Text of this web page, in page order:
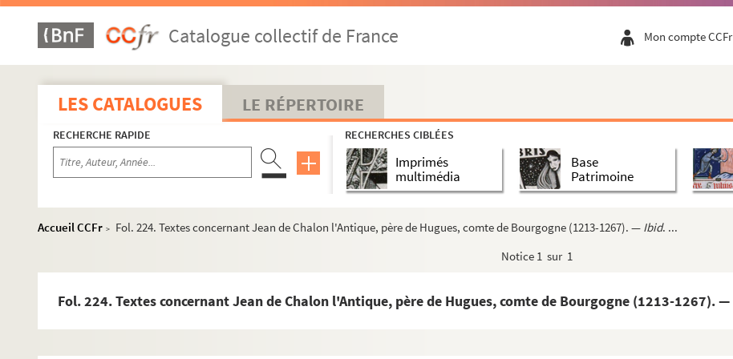
Catalogue collectif de France Mon compte CCFr
LES CATALOGUES LE RÉPERTOIRE
RECHERCHE RAPIDE RECHERCHES CIBLÉES
Imprimés
multimédia
Base
Patrimoine
Accueil CCFr > Fol. 224. Textes concernant Jean de Chalon l'Antique, père de Hugues, comte de Bourgogne (1213-1267). — Ibid. ...
Notice 1 sur 1
Fol. 224. Textes concernant Jean de Chalon l'Antique, père de Hugues, comte de Bourgogne (1213-1267). —
Fol. 99 vo. Melchisédech offrant le pain et le vin à Abraham victorieux : broderie d'une aube de Saint-Étienne d...
Fol. 100. Textes concernant la sépulture dans le parvis de la basilique de Saint-Étienne, à Besançon, de plusi...
Fol. 108. Lettre de Jean de Chalon-Arlay à Philippe le Bel, roi de France, sur celles de ses seigneuries pour ...
Fol. 109. Sceaux et contre-sceaux du comte Othon IV et de Mahaut d'Artois, sa femme : quatre dessins à la plum...
Fol. 111. Image agenouillée de Jeanne, comtesse de Bourgogne, femme du roi de France Philippe le Long : d'aprè...
Fol. 112. Textes concernant Jeanne de Bourgogne et son époux Philippe le Long
Fol. 119. Traduction, par deux évêques de l'île de Chypre, de la légende grecque qui entourait la tête de S. J...
Fol. 145. Affranchissement, par Hugues de Chalon et par Guillaume, abbé de Saint-Oyan-de-Joux, des localités d...